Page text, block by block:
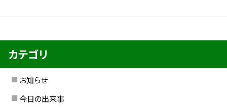
カテゴリ
お知らせ
今日の出来事